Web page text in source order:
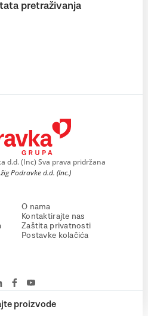
proizvode
pretraživanja
d.d. (Inc) Sva prava pridržana
Podravke d.d. (Inc.)
O nama
Kontaktirajte nas
Zaštita privatnosti
Postavke kolačića